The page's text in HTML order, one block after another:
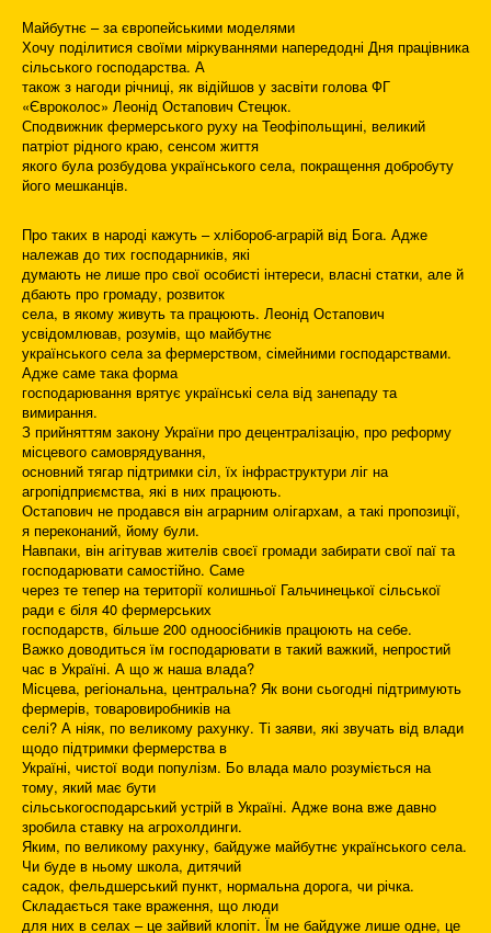
Майбутнє – за європейськими моделями
Хочу поділитися своїми міркуваннями напередодні Дня працівника
сільського господарства. А
також з нагоди річниці, як відійшов у засвіти голова ФГ
«Євроколос» Леонід Остапович Стецюк.
Сподвижник фермерського руху на Теофіпольщині, великий
патріот рідного краю, сенсом життя
якого була розбудова українського села, покращення добробуту
його мешканців.
Про таких в народі кажуть – хлібороб-аграрій від Бога. Адже
належав до тих господарників, які
думають не лише про свої особисті інтереси, власні статки, але й
дбають про громаду, розвиток
села, в якому живуть та працюють. Леонід Остапович
усвідомлював, розумів, що майбутнє
українського села за фермерством, сімейними господарствами.
Адже саме така форма
господарювання врятує українські села від занепаду та
вимирання.
З прийняттям закону України про децентралізацію, про реформу
місцевого самоврядування,
основний тягар підтримки сіл, їх інфраструктури ліг на
агропідприємства, які в них працюють.
Остапович не продався він аграрним олігархам, а такі пропозиції,
я переконаний, йому були.
Навпаки, він агітував жителів своєї громади забирати свої паї та
господарювати самостійно. Саме
через те тепер на території колишньої Гальчинецької сільської
ради є біля 40 фермерських
господарств, більше 200 одноосібників працюють на себе.
Важко доводиться їм господарювати в такий важкий, непростий
час в Україні. А що ж наша влада?
Місцева, регіональна, центральна? Як вони сьогодні підтримують
фермерів, товаровиробників на
селі? А ніяк, по великому рахунку. Ті заяви, які звучать від влади
щодо підтримки фермерства в
Україні, чистої води популізм. Бо влада мало розуміється на
тому, який має бути
сільськогосподарський устрій в Україні. Адже вона вже давно
зробила ставку на агрохолдинги.
Яким, по великому рахунку, байдуже майбутнє українського села.
Чи буде в ньому школа, дитячий
садок, фельдшерський пункт, нормальна дорога, чи річка.
Складається таке враження, що люди
для них в селах – це зайвий клопіт. Їм не байдуже лише одне, це